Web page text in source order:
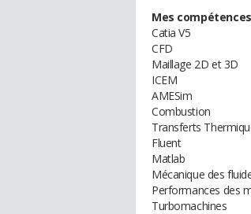
Mes
Catia V5
CFD
Maillage 2D et 3D
ICEM
AMESim
Combustion
Transferts
Fluent
Matlab
Mécanique des
Performances des
Turbomachines